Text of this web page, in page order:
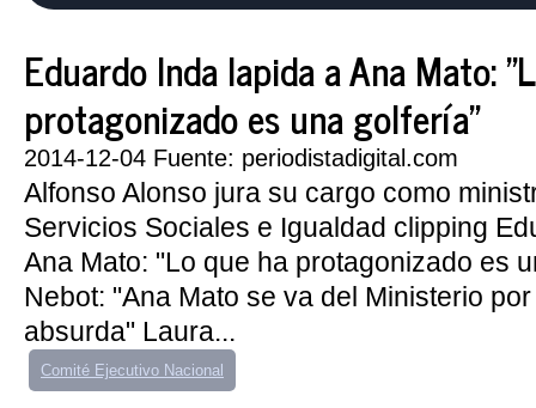
Eduardo Inda lapida a Ana Mato:
protagonizado es una golfería"
2014-12-04 Fuente: periodistadigital.com
Alfonso Alonso jura su cargo como
Servicios Sociales e Igualdad clipping
Ana Mato: "Lo que ha protagonizado es
Nebot: "Ana Mato se va del Ministerio
absurda" Laura...
Comité Ejecutivo Nacional